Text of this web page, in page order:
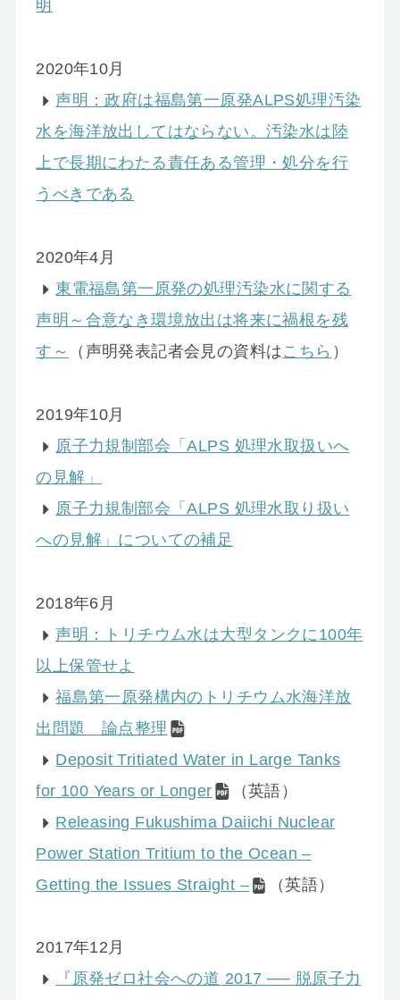
明
2020年10月
声明：政府は福島第一原発ALPS処理汚染
水を海洋放出してはならない。汚染水は陸
上で長期にわたる責任ある管理・処分を行
うべきである
2020年4月
東電福島第一原発の処理汚染水に関する
声明～合意なき環境放出は将来に禍根を残
す～
（声明発表記者会見の資料はこちら ）
2019年10月
原子力規制部会「ALPS 処理水取扱いへ
の見解」
原子力規制部会「ALPS 処理水取り扱い
への見解」についての補足
2018年6月
声明：トリチウム水は大型タンクに100年
以上保管せよ
福島第一原発構内のトリチウム水海洋放
出問題 論点整理
Deposit Tritiated Water in Large Tanks
for 100 Years or Longer
（英語）
Releasing Fukushima Daiichi Nuclear
Power Station Tritium to the Ocean –
Getting the Issues Straight –
（英語）
2017年12月
『原発ゼロ社会への道 2017 ── 脱原子力